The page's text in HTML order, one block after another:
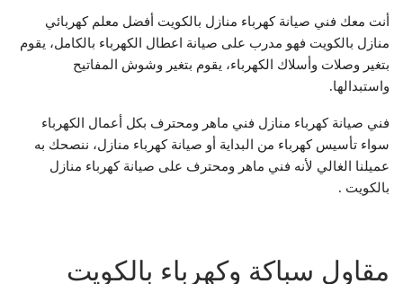
أنت معك فني صيانة كهرباء منازل بالكويت أفضل معلم كهربائي
منازل بالكويت فهو مدرب على صيانة اعطال الكهرباء بالكامل، يقوم
بتغير وصلات وأسلاك الكهرباء، يقوم بتغير وشوش المفاتيح
واستبدالها.
فني صيانة كهرباء منازل فني ماهر ومحترف بكل أعمال الكهرباء
سواء تأسيس كهرباء من البداية أو صيانة كهرباء منازل، ننصحك به
عميلنا الغالي لأنه فني ماهر ومحترف على صيانة كهرباء منازل
بالكويت .
مقاول سباكة وكهرباء بالكويت